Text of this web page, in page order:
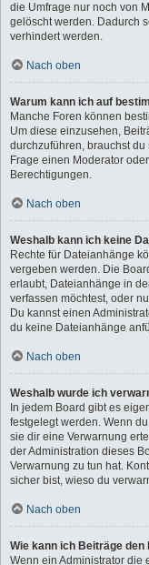
die Umfrage nur noch von
gelöscht werden. Dadurch
verhindert werden.
Nach oben
Warum kann ich auf
Manche Foren können
Um diese einzusehen,
durchzuführen, brauchst
Frage einen Moderator
Berechtigungen.
Nach oben
Weshalb kann ich keine
Rechte für Dateianhänge
vergeben werden. Die
erlaubt, Dateianhänge in
verfassen möchtest, oder
Du kannst einen
du keine Dateianhänge
Nach oben
Weshalb wurde ich
In jedem Board gibt es
festgelegt werden. Wenn
sie dir eine Verwarnung
der Administration dieses
Verwarnung zu tun hat.
sicher bist, wieso du
Nach oben
Wie kann ich Beiträge
Wenn ein Administrator die